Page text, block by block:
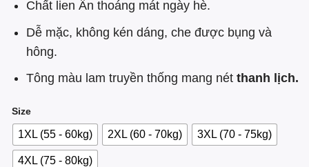
là:
₫450.000.
tại
là:
Chất lien Ấn thoáng mát ngày hè.
Dễ mặc, không kén dáng, che được bụng và
hông.
Tông màu lam truyền thống mang nét thanh lịch.
Size
1XL (55 - 60kg) 2XL (60 - 70kg) 3XL (70 - 75kg)
4XL (75 - 80kg)